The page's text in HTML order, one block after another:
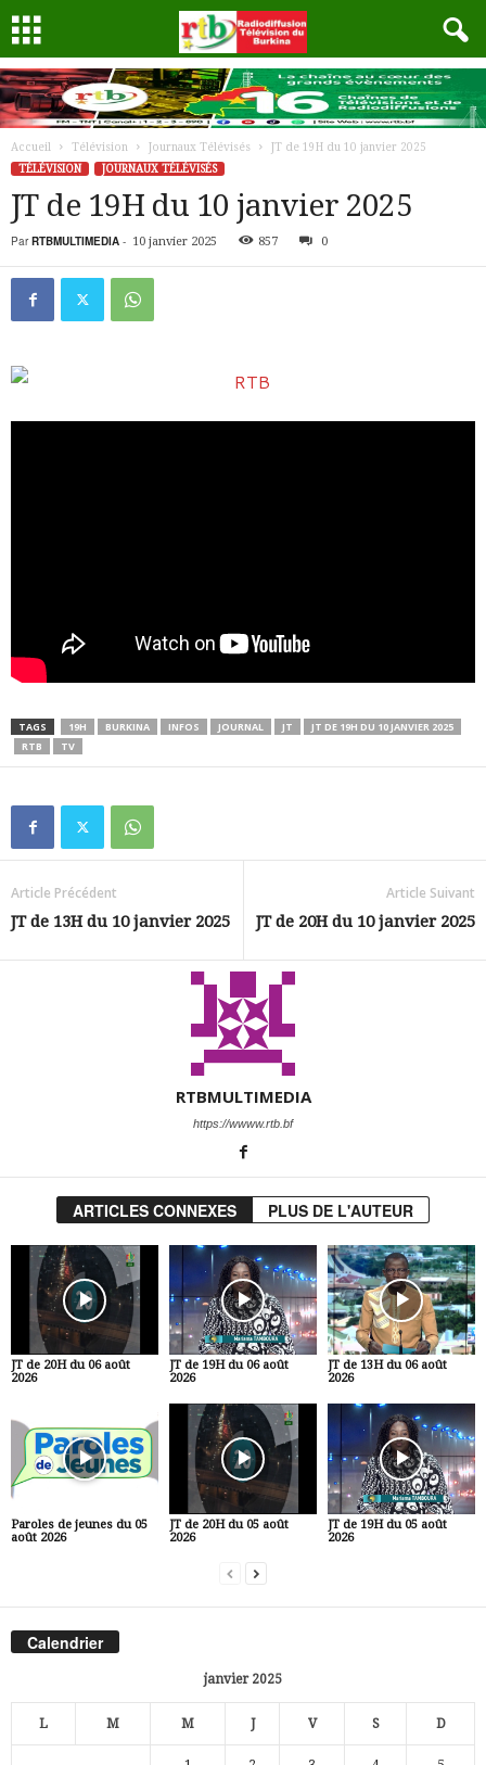
Accueil Télévision Journaux Télévisés
JT de 19H du 10 janvier 2025
TÉLÉVISION
JOURNAUX TÉLÉVISÉS
JT de 19H du 10 janvier 2025
Par RTBMULTIMEDIA - 10 janvier 2025 857 0
TAGS 19H BURKINA INFOS JOURNAL JT
JT DE 19H DU 10 JANVIER 2025
RTB
TV
Article Précédent
JT de 13H du 10 janvier 2025
Article Suivant
JT de 20H du 10 janvier 2025
RTBMULTIMEDIA
https://wwww.rtb.bf
ARTICLES CONNEXES PLUS DE L'AUTEUR
JT de 20H du 06 août
2026
JT de 19H du 06 août
2026
JT de 13H du 06 août
2026
Paroles de jeunes du 05
août 2026
JT de 20H du 05 août
2026
JT de 19H du 05 août
2026
Calendrier
janvier 2025
L M M J V S D